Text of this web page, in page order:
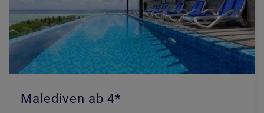
Malediven ab 4*